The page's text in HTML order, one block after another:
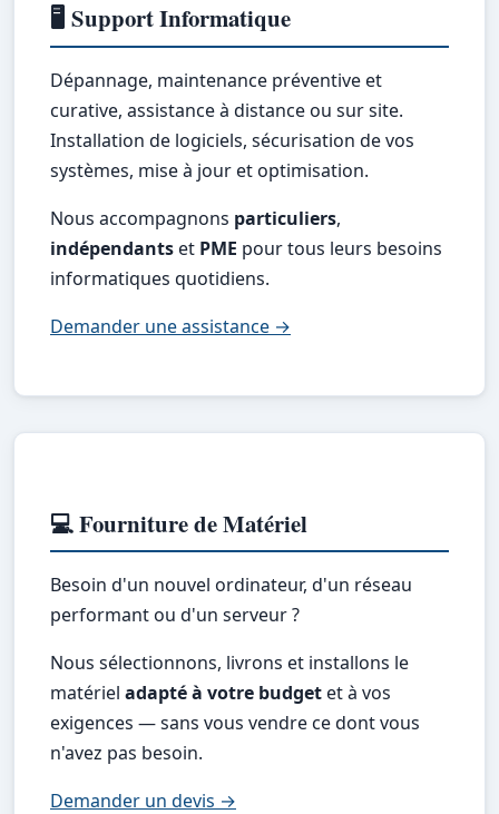
🖥️ Support Informatique
Dépannage, maintenance préventive et
curative, assistance à distance ou sur site.
Installation de logiciels, sécurisation de vos
systèmes, mise à jour et optimisation.
Nous accompagnons particuliers,
indépendantset PME pour tous leurs besoins
informatiques quotidiens.
Demander une assistance →
💻 Fourniture de Matériel
Besoin d'un nouvel ordinateur, d'un réseau
performant ou d'un serveur ?
Nous sélectionnons, livrons et installons le
matériel adapté à votre budgetet à vos
exigences — sans vous vendre ce dont vous
n'avez pas besoin.
Demander un devis →